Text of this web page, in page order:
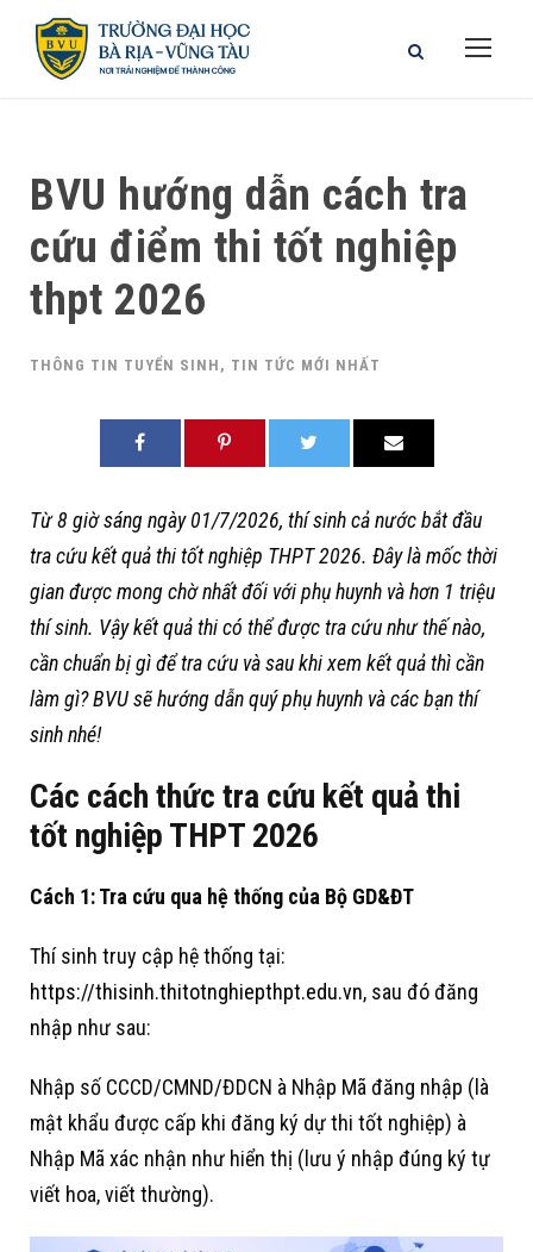
BVU hướng dẫn cách tra
cứu điểm thi tốt nghiệp
thpt 2026
THÔNG TIN TUYỂN SINH , TIN TỨC MỚI NHẤT
Từ 8 giờ sáng ngày 01/7/2026, thí sinh cả nước bắt đầu
tra cứu kết quả thi tốt nghiệp THPT 2026. Đây là mốc thời
gian được mong chờ nhất đối với phụ huynh và hơn 1 triệu
thí sinh. Vậy kết quả thi có thể được tra cứu như thế nào,
cần chuẩn bị gì để tra cứu và sau khi xem kết quả thì cần
làm gì? BVU sẽ hướng dẫn quý phụ huynh và các bạn thí
sinh nhé!
Các cách thức tra cứu kết quả thi
tốt nghiệp THPT 2026
Cách 1: Tra cứu qua hệ thống của Bộ GD&ĐT
Thí sinh truy cập hệ thống tại:
https://thisinh.thitotnghiepthpt.edu.vn, sau đó đăng
nhập như sau:
Nhập số CCCD/CMND/ĐDCN à Nhập Mã đăng nhập (là
mật khẩu được cấp khi đăng ký dự thi tốt nghiệp) à
Nhập Mã xác nhận như hiển thị (lưu ý nhập đúng ký tự
viết hoa, viết thường).